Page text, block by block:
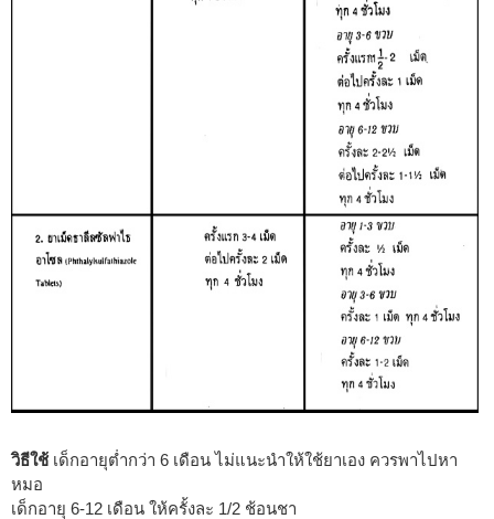
วิธีใช้เด็กอายุต่ำกว่า 6 เดือน ไม่แนะนำให้ใช้ยาเอง ควรพาไปหา
หมอ
เด็กอายุ 6-12 เดือน ให้ครั้งละ 1/2 ช้อนชา